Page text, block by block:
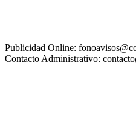
Publicidad Online:
Contacto Administrativo: